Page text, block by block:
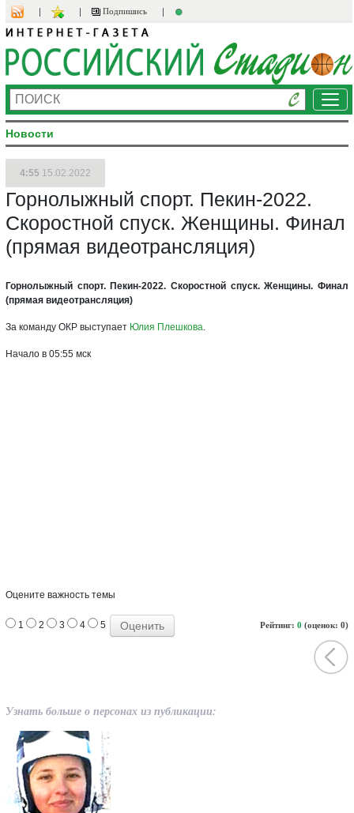
Подпишись
Новости
4:55 15.02.2022
Горнолыжный спорт. Пекин-2022.
Скоростной спуск. Женщины. Финал
(прямая видеотрансляция)
Горнолыжный спорт. Пекин-2022. Скоростной спуск. Женщины. Финал
(прямая видеотрансляция)
За команду ОКР выступает Юлия Плешкова.
Начало в 05:55 мск
Оцените важность темы
Рейтинг: 0 (оценок: 0)
1 2 3 4 5
Узнать больше о персонах из публикации: